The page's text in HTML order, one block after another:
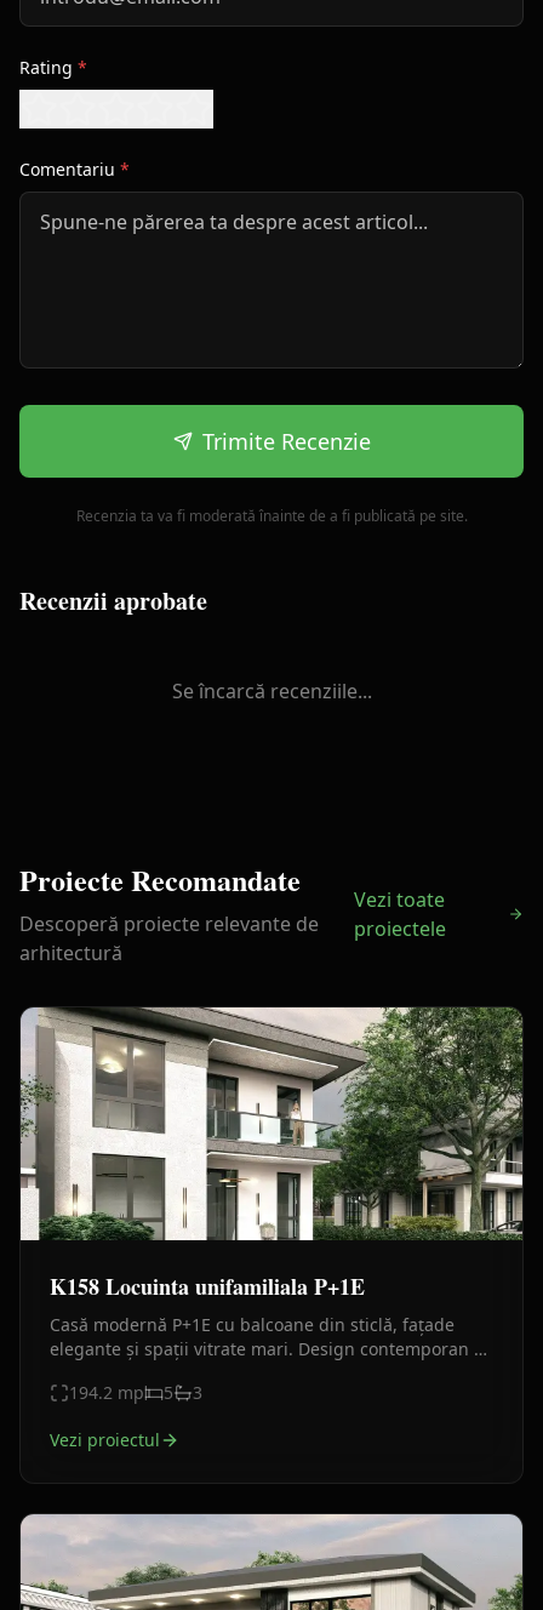
Rating *
Comentariu *
Trimite Recenzie
Recenzia ta va fi moderată înainte de a fi publicată pe site.
Recenzii aprobate
Se încarcă recenziile...
Proiecte Recomandate
Descoperă proiecte relevante de
arhitectură
Vezi toate
proiectele
K158 Locuinta unifamiliala P+1E
Casă modernă P+1E cu balcoane din sticlă, fațade
elegante și spații vitrate mari. Design contemporan și
194.2 mp 5 3
Vezi proiectul